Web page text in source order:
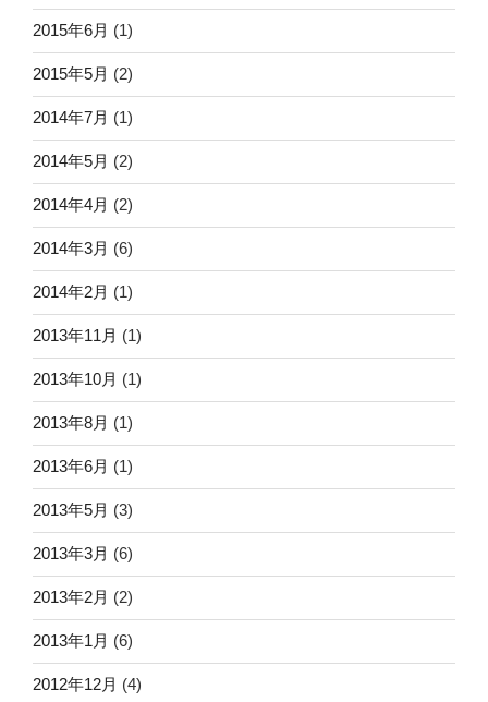
2015年6月 (1)
2015年5月 (2)
2014年7月 (1)
2014年5月 (2)
2014年4月 (2)
2014年3月 (6)
2014年2月 (1)
2013年11月 (1)
2013年10月 (1)
2013年8月 (1)
2013年6月 (1)
2013年5月 (3)
2013年3月 (6)
2013年2月 (2)
2013年1月 (6)
2012年12月 (4)